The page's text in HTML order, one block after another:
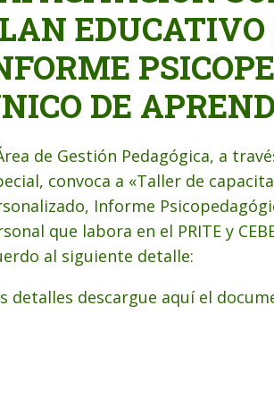
EDUCATIVO
DE
de Gestión Pedagógica, a
convoca a «Taller de
Informe
que labora en el PRITE y
al siguiente detalle:
detalles descargue aquí el